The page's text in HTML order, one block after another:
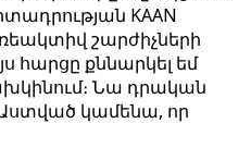
KAAN
շարժիչների
հարցը քննարկել եմ
Նա դրական
Աստված կամենա, որ